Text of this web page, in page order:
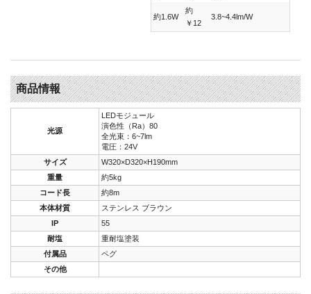
約1.6W
約
￥12
3.8~4.4lm/W
商品情報
光源
LEDモジュール
演色性（Ra）80
全光束：6~7lm
電圧：24V
サイズ
W320×D320×H190mm
重量
約5kg
コード長
約8m
本体材質
ステンレス ブラウン
IP
55
耐塩
重耐塩塗装
付属品
ペグ
その他